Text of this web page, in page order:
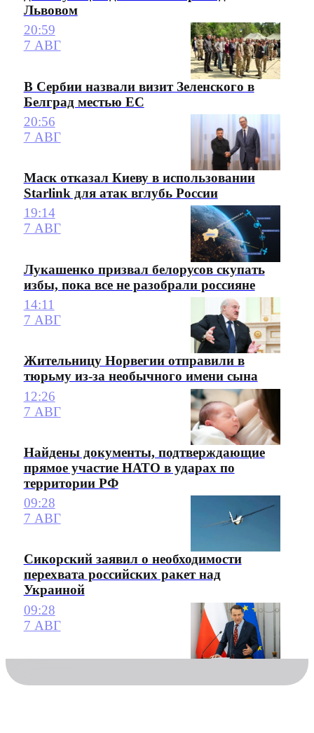
Львовом
20:59
7 АВГ
В Сербии назвали визит Зеленского в
Белград местью ЕС
20:56
7 АВГ
Маск отказал Киеву в использовании
Starlink для атак вглубь России
19:14
7 АВГ
Лукашенко призвал белорусов скупать
избы, пока все не разобрали россияне
14:11
7 АВГ
Жительницу Норвегии отправили в
тюрьму из-за необычного имени сына
12:26
7 АВГ
Найдены документы, подтверждающие
прямое участие НАТО в ударах по
территории РФ
09:28
7 АВГ
Сикорский заявил о необходимости
перехвата российских ракет над
Украиной
09:28
7 АВГ